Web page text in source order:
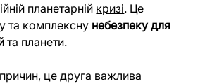
планетарній кризі. Це
та комплексну небезпеку для
та планети.
це друга важлива